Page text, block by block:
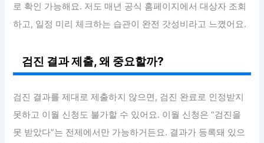
로 확인 가능해요. 저도 매년 공식 홈페이지에서 대상자 조회
하고, 일정 미리 체크하는 습관이 완전 갓성비라고 느꼈어요.
검진 결과 제출, 왜 중요할까?
검진 결과를 제대로 제출하지 않으면, 검진 완료로 인정받지
못하고 이월 신청도 불가할 수 있어요. 이월 신청은 “검진을
못 받았다”는 전제에서만 가능하거든요. 결과가 등록돼 있으